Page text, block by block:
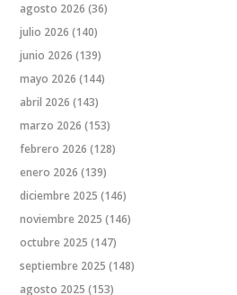
agosto 2026 (36)
julio 2026 (140)
junio 2026 (139)
mayo 2026 (144)
abril 2026 (143)
marzo 2026 (153)
febrero 2026 (128)
enero 2026 (139)
diciembre 2025 (146)
noviembre 2025 (146)
octubre 2025 (147)
septiembre 2025 (148)
agosto 2025 (153)